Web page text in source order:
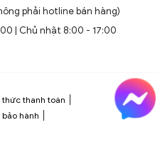
bền và hiệu suất.
các cánh quạt, tạo ra dòng không
gian phòng.
phải hotline bán hàng)
| Chủ nhật 8:00 - 17:00
thức thanh toán
hành